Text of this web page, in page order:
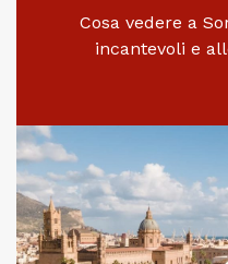
Cosa vedere a
incantevoli e